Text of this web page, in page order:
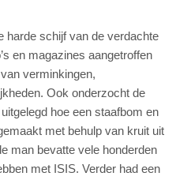
harde schijf van de verdachte
en magazines aangetroffen
verminkingen,
Ook onderzocht de
hoe een staafbom en
met behulp van kruit uit
man bevatte vele honderden
met ISIS. Verder had een